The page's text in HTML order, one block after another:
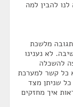
להבין למה
תגובה מלשכת
לא נענינו
להשכלה
כל קשר למערכת
שניתן מצד
איך מחזקים